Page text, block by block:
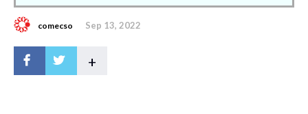
comecso Sep 13, 2022
+